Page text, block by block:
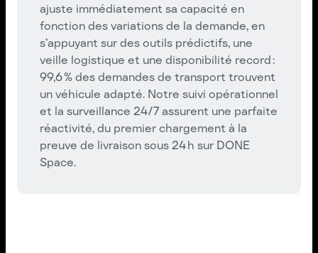
ajuste immédiatement sa capacité en
fonction des variations de la demande, en
s’appuyant sur des outils prédictifs, une
veille logistique et une disponibilité record :
99,6 % des demandes de transport trouvent
un véhicule adapté. Notre suivi opérationnel
et la surveillance 24/7 assurent une parfaite
réactivité, du premier chargement à la
preuve de livraison sous 24 h sur DONE
Space.